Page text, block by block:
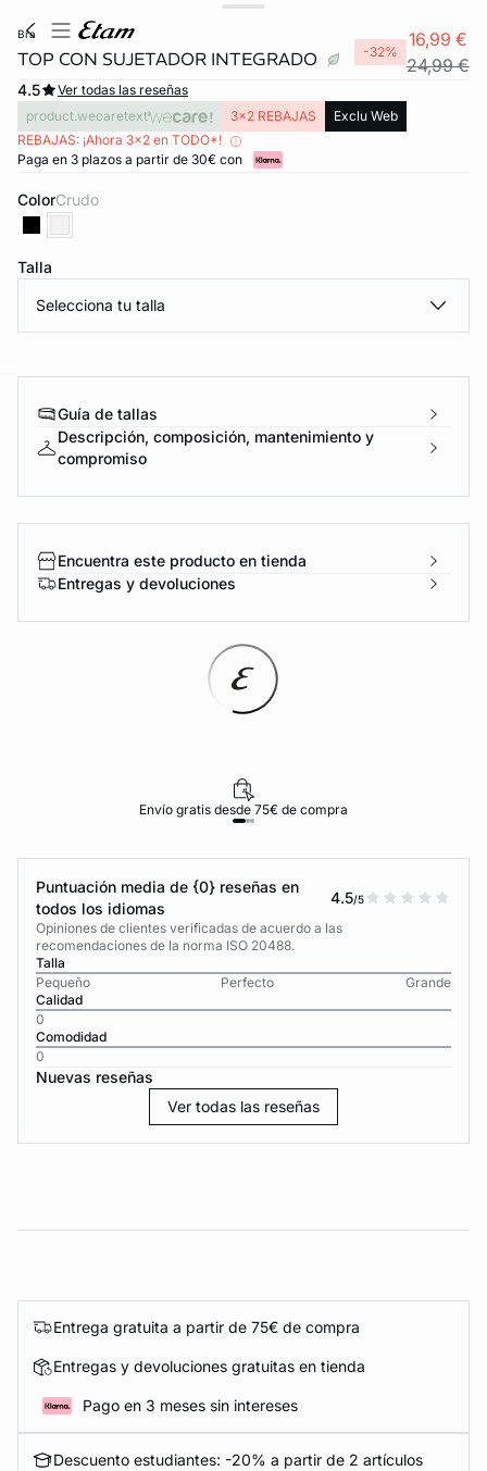
bra
TOP CON SUJETADOR INTEGRADO -32%
16,99 €
24,99 €
4.5
Ver todas las reseñas
product.wecaretext
3x2 REBAJAS
Exclu Web
REBAJAS: ¡Ahora 3x2 en TODO*!
Paga en 3 plazos a partir de 30€ con
Color crudo
Talla
Selecciona tu talla
Guía de tallas
Descripción, composición, mantenimiento y
compromiso
Encuentra este producto en tienda
Entregas y devoluciones
Envío gratis desde 75€ de compra
Puntuación media de {0} reseñas en
todos los idiomas
4.5/5
Opiniones de clientes verificadas de acuerdo a las
recomendaciones de la norma ISO 20488.
Talla
Pequeño
Perfecto
Grande
Calidad
0
Comodidad
0
Nuevas reseñas
Ver todas las reseñas
Entrega gratuita a partir de 75€ de compra
Entregas y devoluciones gratuitas en tienda
Pago en 3 meses sin intereses
Descuento estudiantes: -20% a partir de 2 artículos